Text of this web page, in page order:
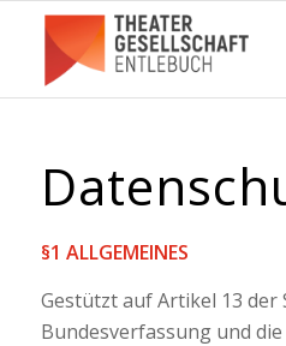
§1 ALLGEMEINES
Gestützt auf Artikel 13 der
Bundesverfassung und